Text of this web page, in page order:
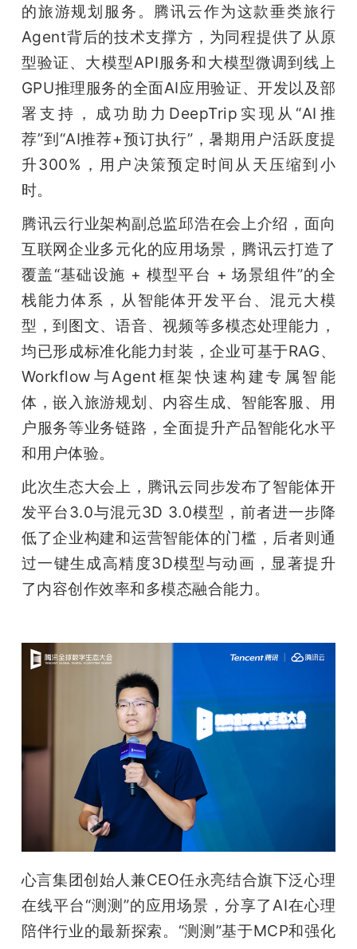
的旅游规划服务。腾讯云作为这款垂类旅行
Agent背后的技术支撑方，为同程提供了从原
型验证、大模型API服务和大模型微调到线上
GPU推理服务的全面AI应用验证、开发以及部
署支持，成功助力DeepTrip实现从“AI推
荐”到“AI推荐+预订执行”，暑期用户活跃度提
升300%，用户决策预定时间从天压缩到小
时。
腾讯云行业架构副总监邱浩在会上介绍，面向
互联网企业多元化的应用场景，腾讯云打造了
覆盖“基础设施 + 模型平台 + 场景组件”的全
栈能力体系，从智能体开发平台、混元大模
型，到图文、语音、视频等多模态处理能力，
均已形成标准化能力封装，企业可基于RAG、
Workflow与Agent框架快速构建专属智能
体，嵌入旅游规划、内容生成、智能客服、用
户服务等业务链路，全面提升产品智能化水平
和用户体验。
此次生态大会上，腾讯云同步发布了智能体开
发平台3.0与混元3D 3.0模型，前者进一步降
低了企业构建和运营智能体的门槛，后者则通
过一键生成高精度3D模型与动画，显著提升
了内容创作效率和多模态融合能力。
心言集团创始人兼CEO任永亮结合旗下泛心理
在线平台“测测”的应用场景，分享了AI在心理
陪伴行业的最新探索。“测测”基于MCP和强化